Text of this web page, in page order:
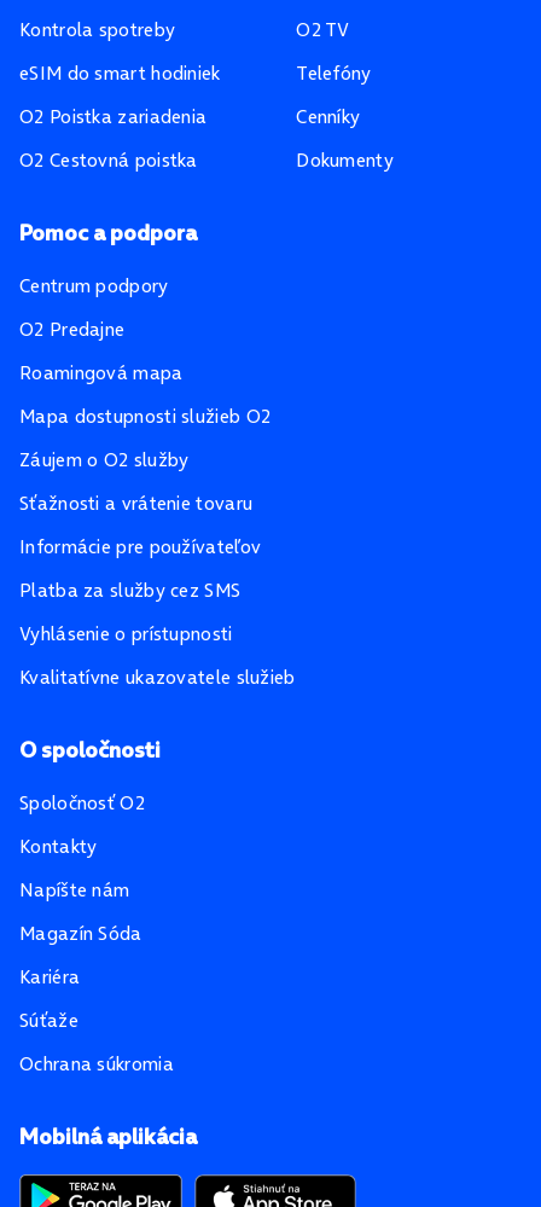
Mobilná aplikácia
Kontrola spotreby
eSIM do smart hodiniek
O2 Poistka zariadenia
O2 Cestovná poistka
O2 TV
Telefóny
Cenníky
Dokumenty
Pomoc a podpora
Centrum podpory
O2 Predajne
Roamingová mapa
Mapa dostupnosti služieb O2
Záujem o O2 služby
Sťažnosti a vrátenie tovaru
Informácie pre používateľov
Platba za služby cez SMS
Vyhlásenie o prístupnosti
Kvalitatívne ukazovatele služieb
O spoločnosti
Spoločnosť O2
Kontakty
Napíšte nám
Magazín Sóda
Kariéra
Súťaže
Ochrana súkromia